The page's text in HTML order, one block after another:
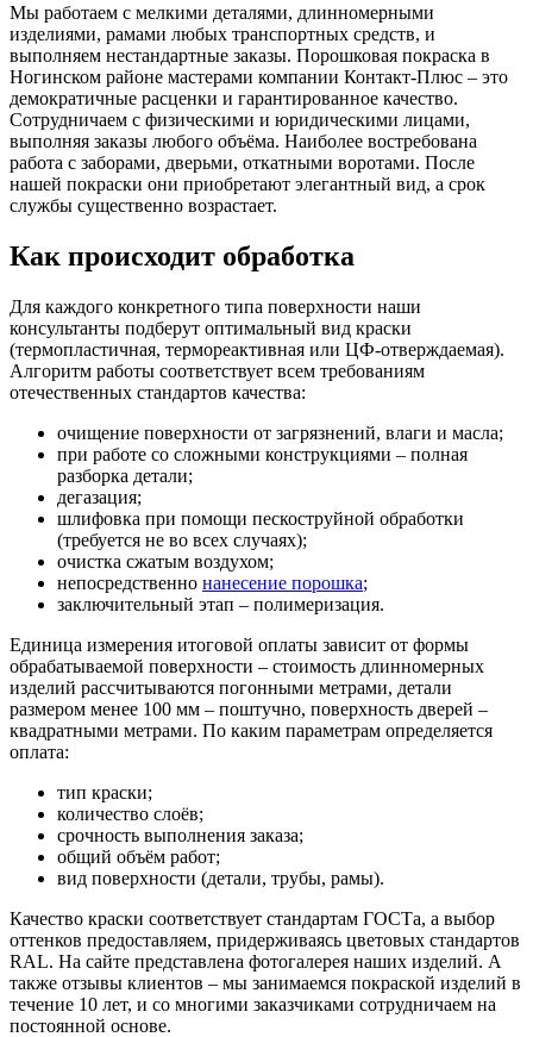
Мы работаем с мелкими деталями, длинномерными
изделиями, рамами любых транспортных средств, и
выполняем нестандартные заказы. Порошковая покраска в
Ногинском районе мастерами компании Контакт-Плюс – это
демократичные расценки и гарантированное качество.
Сотрудничаем с физическими и юридическими лицами,
выполняя заказы любого объёма. Наиболее востребована
работа с заборами, дверьми, откатными воротами. После
нашей покраски они приобретают элегантный вид, а срок
службы существенно возрастает.
Как происходит обработка
Для каждого конкретного типа поверхности наши
консультанты подберут оптимальный вид краски
(термопластичная, термореактивная или ЦФ-отверждаемая).
Алгоритм работы соответствует всем требованиям
отечественных стандартов качества:
очищение поверхности от загрязнений, влаги и масла;
при работе со сложными конструкциями – полная
разборка детали;
дегазация;
шлифовка при помощи пескоструйной обработки
(требуется не во всех случаях);
очистка сжатым воздухом;
непосредственно нанесение порошка;
заключительный этап – полимеризация.
Единица измерения итоговой оплаты зависит от формы
обрабатываемой поверхности – стоимость длинномерных
изделий рассчитываются погонными метрами, детали
размером менее 100 мм – поштучно, поверхность дверей –
квадратными метрами. По каким параметрам определяется
оплата:
тип краски;
количество слоёв;
срочность выполнения заказа;
общий объём работ;
вид поверхности (детали, трубы, рамы).
Качество краски соответствует стандартам ГОСТа, а выбор
оттенков предоставляем, придерживаясь цветовых стандартов
RAL. На сайте представлена фотогалерея наших изделий. А
также отзывы клиентов – мы занимаемся покраской изделий в
течение 10 лет, и со многими заказчиками сотрудничаем на
постоянной основе.